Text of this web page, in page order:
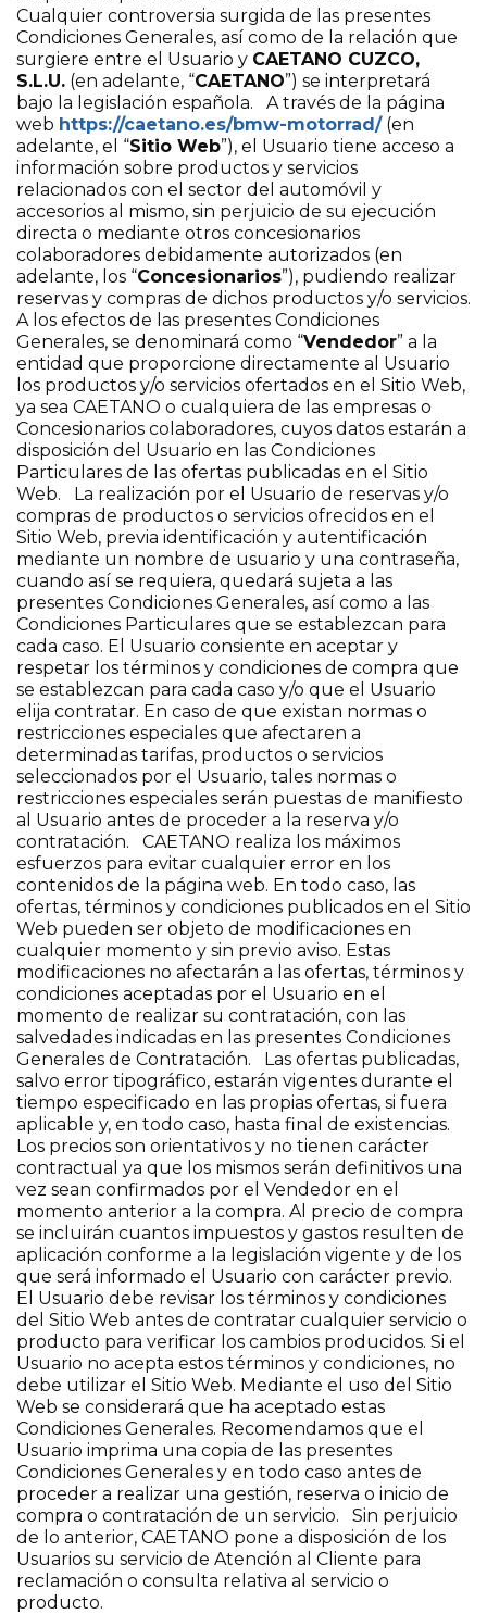
Cualquier controversia surgida de las presentes
Condiciones Generales, así como de la relación que
surgiere entre el Usuario y CAETANO CUZCO,
S.L.U. (en adelante, “CAETANO”) se interpretará
bajo la legislación española. A través de la página
web https://caetano.es/bmw-motorrad/(en
adelante, el “Sitio Web”), el Usuario tiene acceso a
información sobre productos y servicios
relacionados con el sector del automóvil y
accesorios al mismo, sin perjuicio de su ejecución
directa o mediante otros concesionarios
colaboradores debidamente autorizados (en
adelante, los “Concesionarios”), pudiendo realizar
reservas y compras de dichos productos y/o servicios.
A los efectos de las presentes Condiciones
Generales, se denominará como “Vendedor” a la
entidad que proporcione directamente al Usuario
los productos y/o servicios ofertados en el Sitio Web,
ya sea CAETANO o cualquiera de las empresas o
Concesionarios colaboradores, cuyos datos estarán a
disposición del Usuario en las Condiciones
Particulares de las ofertas publicadas en el Sitio
Web. La realización por el Usuario de reservas y/o
compras de productos o servicios ofrecidos en el
Sitio Web, previa identificación y autentificación
mediante un nombre de usuario y una contraseña,
cuando así se requiera, quedará sujeta a las
presentes Condiciones Generales, así como a las
Condiciones Particulares que se establezcan para
cada caso. El Usuario consiente en aceptar y
respetar los términos y condiciones de compra que
se establezcan para cada caso y/o que el Usuario
elija contratar. En caso de que existan normas o
restricciones especiales que afectaren a
determinadas tarifas, productos o servicios
seleccionados por el Usuario, tales normas o
restricciones especiales serán puestas de manifiesto
al Usuario antes de proceder a la reserva y/o
contratación. CAETANO realiza los máximos
esfuerzos para evitar cualquier error en los
contenidos de la página web. En todo caso, las
ofertas, términos y condiciones publicados en el Sitio
Web pueden ser objeto de modificaciones en
cualquier momento y sin previo aviso. Estas
modificaciones no afectarán a las ofertas, términos y
condiciones aceptadas por el Usuario en el
momento de realizar su contratación, con las
salvedades indicadas en las presentes Condiciones
Generales de Contratación. Las ofertas publicadas,
salvo error tipográfico, estarán vigentes durante el
tiempo especificado en las propias ofertas, si fuera
aplicable y, en todo caso, hasta final de existencias.
Los precios son orientativos y no tienen carácter
contractual ya que los mismos serán definitivos una
vez sean confirmados por el Vendedor en el
momento anterior a la compra. Al precio de compra
se incluirán cuantos impuestos y gastos resulten de
aplicación conforme a la legislación vigente y de los
que será informado el Usuario con carácter previo.
El Usuario debe revisar los términos y condiciones
del Sitio Web antes de contratar cualquier servicio o
producto para verificar los cambios producidos. Si el
Usuario no acepta estos términos y condiciones, no
debe utilizar el Sitio Web. Mediante el uso del Sitio
Web se considerará que ha aceptado estas
Condiciones Generales. Recomendamos que el
Usuario imprima una copia de las presentes
Condiciones Generales y en todo caso antes de
proceder a realizar una gestión, reserva o inicio de
compra o contratación de un servicio. Sin perjuicio
de lo anterior, CAETANO pone a disposición de los
Usuarios su servicio de Atención al Cliente para
reclamación o consulta relativa al servicio o
producto.